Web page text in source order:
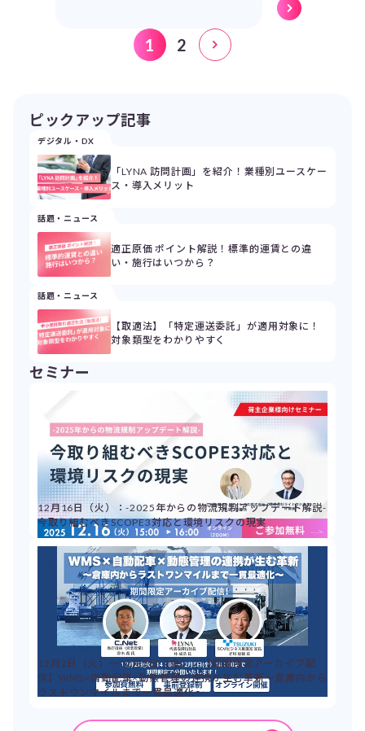
1 2
ピックアップ記事
デジタル・DX
「LYNA 訪問計画」を紹介！業種別ユースケー
ス・導入メリット
話題・ニュース
適正原価 ポイント解説！標準的運賃との違
い・施行はいつから？
話題・ニュース
【取適法】「特定運送委託」が適用対象に！
対象類型をわかりやすく
セミナー
12月16日（火）：-2025年からの物流規制アップデート解説-
今取り組むべきSCOPE3対応と環境リスクの現実
12月2日（火）～12月5日（金）：【期間限定アーカイブ配
信】WMS×自動配車×動態管理の連携が生む革新～倉庫内から
ラストワンマイルまで一貫最適化～